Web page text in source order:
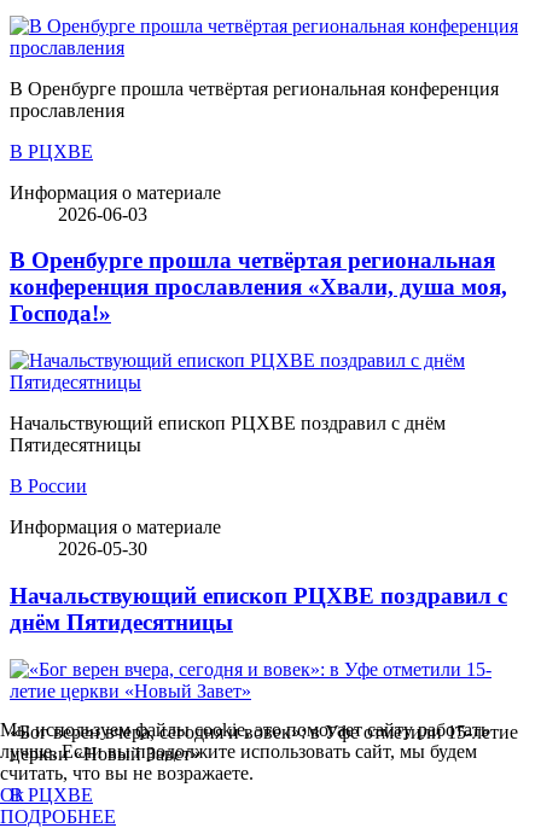
В Оренбурге прошла четвёртая региональная конференция
прославления
В РЦХВЕ
Информация о материале
2026-06-03
В Оренбурге прошла четвёртая региональная
конференция прославления «Хвали, душа моя,
Господа!»
Начальствующий епископ РЦХВЕ поздравил с днём
Пятидесятницы
В России
Информация о материале
2026-05-30
Начальствующий епископ РЦХВЕ поздравил с
днём Пятидесятницы
«Бог верен вчера, сегодня и вовек»: в Уфе отметили 15-летие
церкви «Новый Завет»
В РЦХВЕ
Мы используем файлы cookie, это помогает сайту работать
лучше. Если вы продолжите использовать сайт, мы будем
считать, что вы не возражаете.
Ok
ПОДРОБНЕЕ